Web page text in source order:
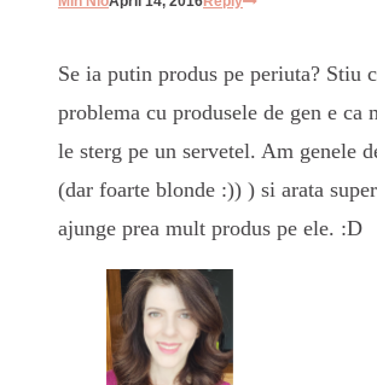
Se ia putin produs pe periuta? Stiu
problema cu produsele de gen e ca
le sterg pe un servetel. Am genele
(dar foarte blonde :)) ) si arata
ajunge prea mult produs pe ele. :D